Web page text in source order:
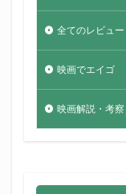
全てのレビュー
映画でエイゴ
映画解説・考察